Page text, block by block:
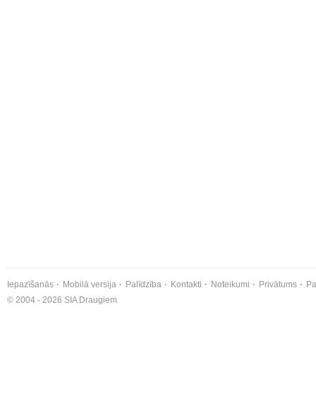
Iepazīšanās Mobilā versija Palīdzība Kontakti Noteikumi Privātums
© 2004 - 2026 SIA Draugiem